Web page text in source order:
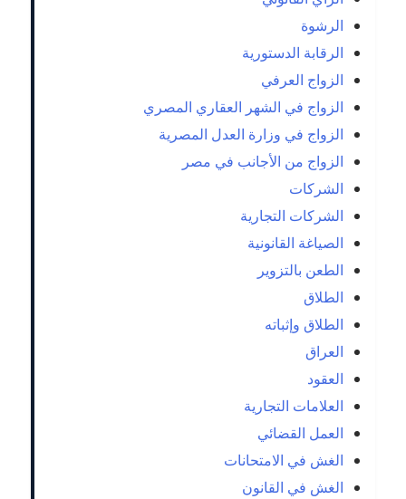
الرشوة
الرقابة الدستورية
الزواج العرفي
الزواج في الشهر العقاري المصري
الزواج في وزارة العدل المصرية
الزواج من الأجانب في مصر
الشركات
الشركات التجارية
الصياغة القانونية
الطعن بالتزوير
الطلاق
الطلاق وإثباته
العراق
العقود
العلامات التجارية
العمل القضائي
الغش في الامتحانات
الغش في القانون